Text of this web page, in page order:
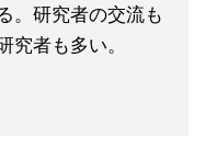
。研究者の交流も
究者も多い。